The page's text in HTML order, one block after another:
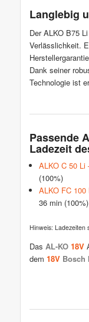
Langlebig
Der ALKO B75
Verlässlichkeit.
Dank seiner
Technologie ist
Passende
Ladezeit
ALKO C 50 Li
(100%)
ALKO FC
36 min (100%)
Hinweis: Ladezeiten
Das AL-KO 18V
dem 18V Bosch